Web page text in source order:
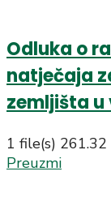
Odluka o
natječaja
zemljišta u
1 file(s) 261.32
Preuzmi